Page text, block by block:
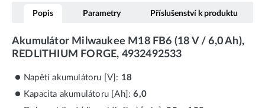
Popis Parametry Příslušenství k produktu
Akumulátor Milwaukee M18 FB6 (18 V / 6,0 Ah),
REDLITHIUM FORGE, 4932492533
Napětí akumulátoru [V]: 18
Kapacita akumulátoru [Ah]:6,0